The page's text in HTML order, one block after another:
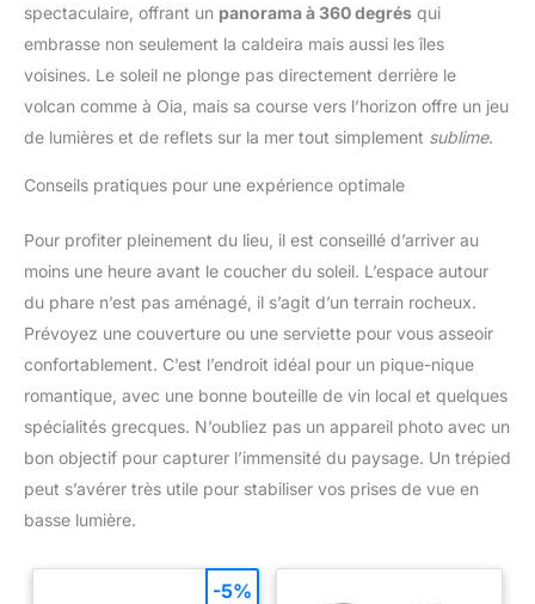
spectaculaire, offrant un panorama à 360 degrés qui
embrasse non seulement la caldeira mais aussi les îles
voisines. Le soleil ne plonge pas directement derrière le
volcan comme à Oia, mais sa course vers l’horizon offre un jeu
de lumières et de reflets sur la mer tout simplement sublime.
Conseils pratiques pour une expérience optimale
Pour profiter pleinement du lieu, il est conseillé d’arriver au
moins une heure avant le coucher du soleil. L’espace autour
du phare n’est pas aménagé, il s’agit d’un terrain rocheux.
Prévoyez une couverture ou une serviette pour vous asseoir
confortablement. C’est l’endroit idéal pour un pique-nique
romantique, avec une bonne bouteille de vin local et quelques
spécialités grecques. N’oubliez pas un appareil photo avec un
bon objectif pour capturer l’immensité du paysage. Un trépied
peut s’avérer très utile pour stabiliser vos prises de vue en
basse lumière.
-5%